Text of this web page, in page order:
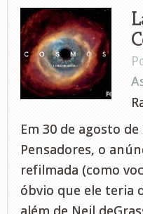
Em 30 de agosto
Pensadores, o
refilmada (como
óbvio que ele teria